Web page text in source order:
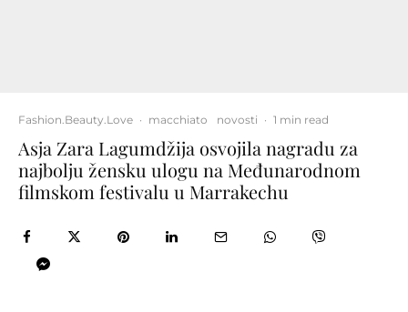
Fashion.Beauty.Love · macchiato novosti · 1 min read
Asja Zara Lagumdžija osvojila nagradu za
najbolju žensku ulogu na Međunarodnom
filmskom festivalu u Marrakechu